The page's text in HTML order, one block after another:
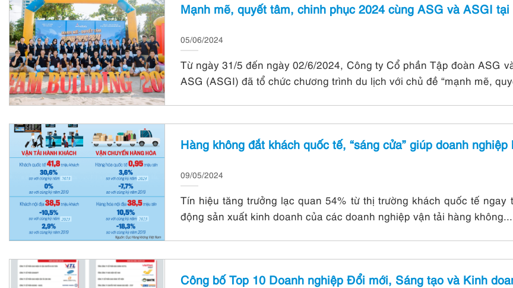
Mạnh mẽ, quyết tâm, chinh phục 2024 cùng ASG và ASGI
05/06/2024
Từ ngày 31/5 đến ngày 02/6/2024, Công ty Cổ phần Tập đoàn ASG
ASG (ASGI) đã tổ chức chương trình du lịch với chủ đề “mạnh mẽ,
Hàng không đắt khách quốc tế, “sáng cửa” giúp doanh nghiệp
09/05/2024
Tín hiệu tăng trưởng lạc quan 54% từ thị trường khách quốc tế
động sản xuất kinh doanh của các doanh nghiệp vận tải hàng không...
Công bố Top 10 Doanh nghiệp Đổi mới, Sáng tạo và Kinh